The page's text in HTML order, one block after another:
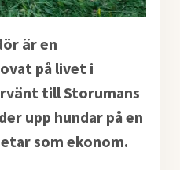
är en
på livet i
till Storumans
upp hundar på en
som ekonom.